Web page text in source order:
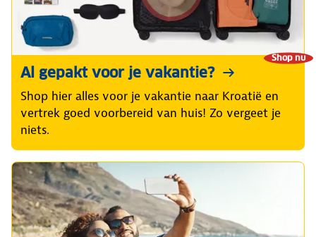
Shop nu
Al gepakt voor je vakantie?
Shop hier alles voor je vakantie naar Kroatië en
vertrek goed voorbereid van huis! Zo vergeet je
niets.